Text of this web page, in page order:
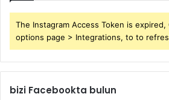
The Instagram Access Token is
options page > Integrations, to to
bizi Facebookta bulun